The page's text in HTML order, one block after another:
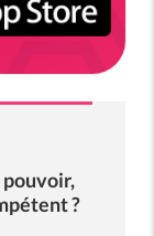
pouvoir,
?